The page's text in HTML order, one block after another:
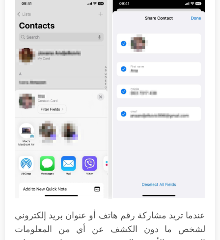
عندما تريد مشاركة رقم هاتف أو عنوان بريد إلكتروني
لشخص ما دون الكشف عن أي من المعلومات